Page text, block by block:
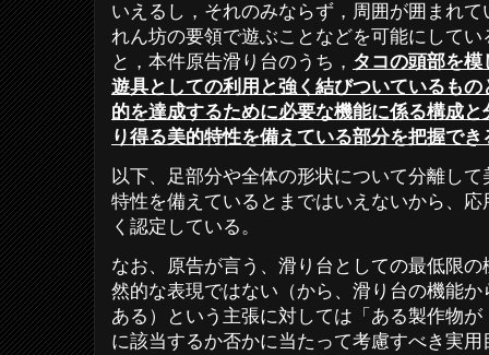
いえるし，それのみならず，周囲が囲まれ
れん坊の要領で遊ぶことなどを可能にして
と，本件原告滑り台のうち， タコの頭部を
遊具としての利用と強く結びついているもの
的を達成するために必要な機能に係る構成
り得る美的特性を備えている部分を把握で
以下、足部分や全体の形状について分離し
特性を備えているとまではいえないから、
く認定している。
なお、原告が言う、滑り台としての最低限
然的な表現ではない（から、滑り台の機能
ある）という主張に対しては「ある製作物
に該当するか否かに当たって考慮すべき実